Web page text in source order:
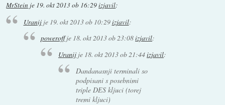
MrStein je 19. okt 2013 ob 16:29izjavil:
Uranijje 19. okt 2013 ob 10:29izjavil:
poweroffje 18. okt 2013 ob 23:08izjavil:
Uranijje 18. okt 2013 ob 21:44izjavil:
Dandanasnji terminali so
podpisani s posebnimi
triple DES kljuci (torej
tremi kljuci)